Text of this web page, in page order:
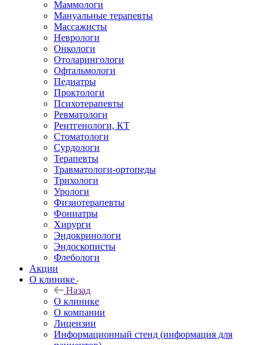
Маммологи
Мануальные терапевты
Массажисты
Неврологи
Онкологи
Отоларингологи
Офтальмологи
Педиатры
Проктологи
Психотерапевты
Ревматологи
Рентгенологи, КТ
Стоматологи
Сурдологи
Терапевты
Травматологи-ортопеды
Трихологи
Урологи
Физиотерапевты
Фониатры
Хирурги
Эндокринологи
Эндоскописты
Флебологи
Акции
О клинике
Назад
О клинике
О компании
Лицензии
Информационный стенд (информация для